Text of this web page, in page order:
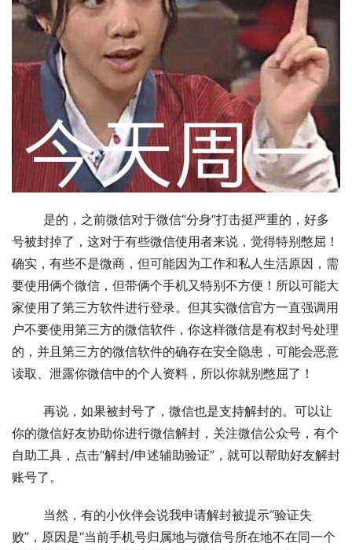
号被封掉了，这对于有些微信使用者来说，觉得特别憋屈！
确实，有些不是微商，但可能因为工作和私人生活原因，需
要使用俩个微信，但带俩个手机又特别不方便！所以可能大
家使用了第三方软件进行登录。但其实微信官方一直强调用
户不要使用第三方的微信软件，你这样微信是有权封号处理
的，并且第三方的微信软件的确存在安全隐患，可能会恶意
读取、泄露你微信中的个人资料，所以你就别憋屈了！
你的微信好友协助你进行微信解封，关注微信公众号，有个
自助工具，点击“解封/申述辅助验证”，就可以帮助好友解封
账号了。
败”，原因是“当前手机号归属地与微信号所在地不在同一个